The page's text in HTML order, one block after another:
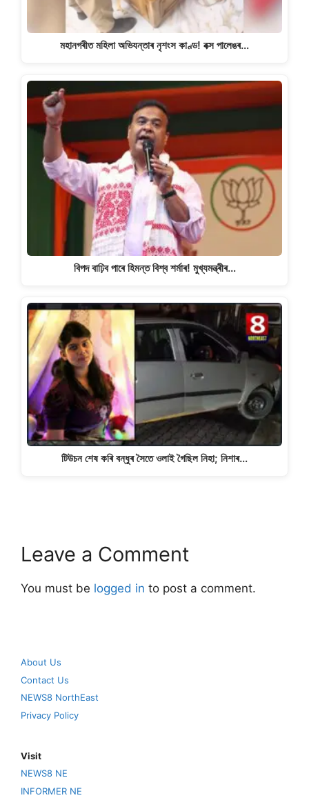
মহানগৰীত মহিলা অভিযন্তাৰ নৃশংস কাণ্ড! বক্স পালেঙৰ…
বিপদ বাঢ়িব পাৰে হিমন্ত বিশ্ব শৰ্মাৰ! মুখ্যমন্ত্ৰীৰ…
টিউচন শেষ কৰি বন্ধুৰ সৈতে ওলাই গৈছিল নিহা; নিশাৰ…
Leave a Comment
You must be logged in to post a comment.
About Us
Contact Us
NEWS8 NorthEast
Privacy Policy
Visit
NEWS8 NE
INFORMER NE